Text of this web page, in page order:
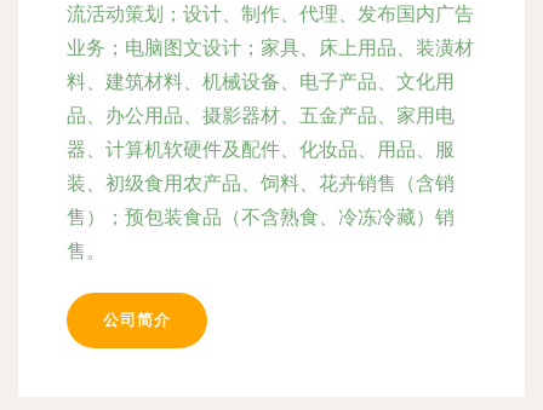
流活动策划；设计、制作、代理、发布国内广告
业务；电脑图文设计；家具、床上用品、装潢材
料、建筑材料、机械设备、电子产品、文化用
品、办公用品、摄影器材、五金产品、家用电
器、计算机软硬件及配件、化妆品、用品、服
装、初级食用农产品、饲料、花卉销售（含销
售）；预包装食品（不含熟食、冷冻冷藏）销
售。
公司简介